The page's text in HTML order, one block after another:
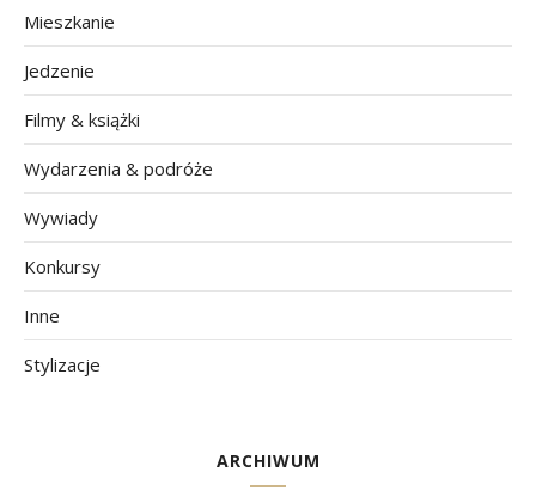
Mieszkanie
Jedzenie
Filmy & książki
Wydarzenia & podróże
Wywiady
Konkursy
Inne
Stylizacje
ARCHIWUM